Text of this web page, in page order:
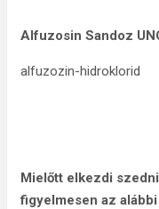
Alfuzosin Sandoz
alfuzozin-hidroklorid
Mielőtt elkezdi
figyelmesen az